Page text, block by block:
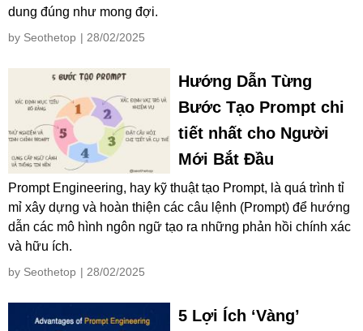
dung đúng như mong đợi.
by Seothetop | 28/02/2025
Hướng Dẫn Từng
Bước Tạo Prompt chi
tiết nhất cho Người
Mới Bắt Đầu
Prompt Engineering, hay kỹ thuật tạo Prompt, là quá trình tỉ
mỉ xây dựng và hoàn thiện các câu lệnh (Prompt) để hướng
dẫn các mô hình ngôn ngữ tạo ra những phản hồi chính xác
và hữu ích.
by Seothetop | 28/02/2025
5 Lợi Ích ‘Vàng’